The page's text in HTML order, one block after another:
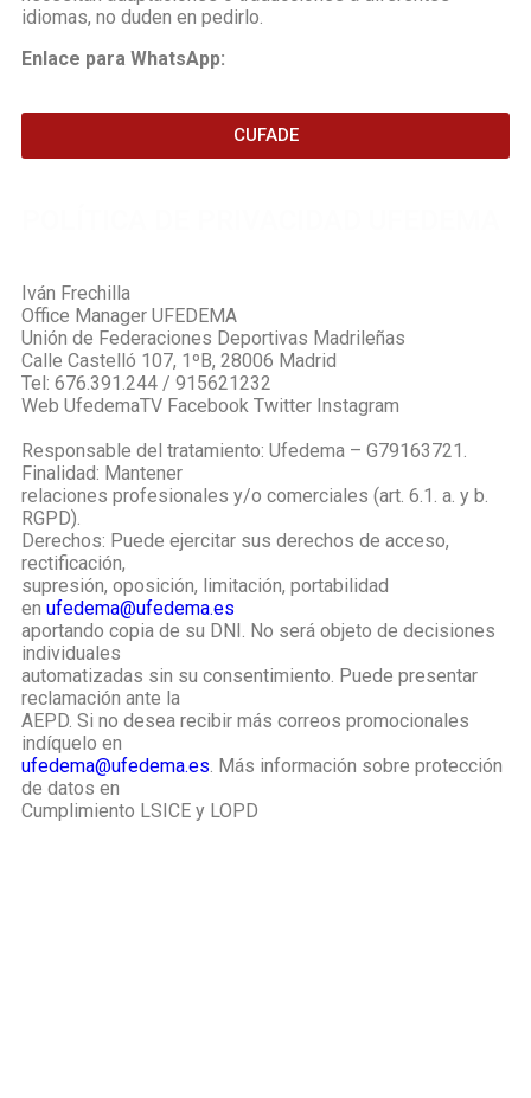
idiomas, no duden en pedirlo.
Enlace para WhatsApp:
CUFADE
Iván Frechilla
Office Manager UFEDEMA
Unión de Federaciones Deportivas Madrileñas
Calle Castelló 107, 1ºB, 28006 Madrid
Tel: 676.391.244 / 915621232
Web UfedemaTV Facebook Twitter Instagram
Responsable del tratamiento: Ufedema – G79163721.
Finalidad: Mantener
relaciones profesionales y/o comerciales (art. 6.1. a. y b.
RGPD).
Derechos: Puede ejercitar sus derechos de acceso,
rectificación,
supresión, oposición, limitación, portabilidad
en ufedema@ufedema.es
aportando copia de su DNI. No será objeto de decisiones
individuales
automatizadas sin su consentimiento. Puede presentar
reclamación ante la
AEPD. Si no desea recibir más correos promocionales
indíquelo en
ufedema@ufedema.es . Más información sobre protección
de datos en
Cumplimiento LSICE y LOPD